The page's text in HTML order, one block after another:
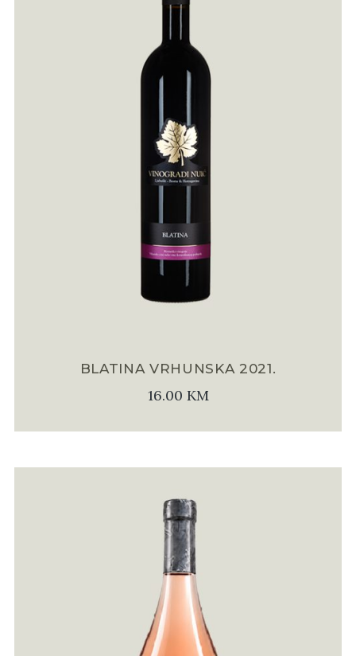
BLATINA VRHUNSKA 2021.
16.00 KM